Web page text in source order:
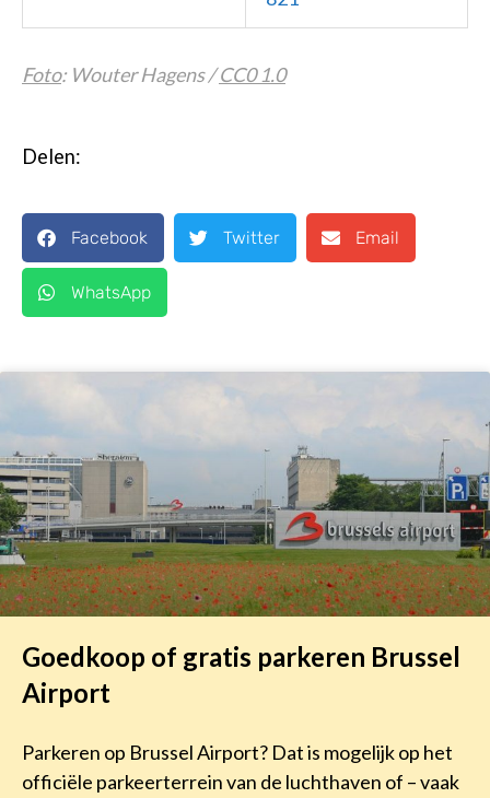
Foto: Wouter Hagens /CC0 1.0
Delen:
Facebook Twitter Email
WhatsApp
Goedkoop of gratis parkeren Brussel
Airport
Parkeren op Brussel Airport? Dat is mogelijk op het
officiële parkeerterrein van de luchthaven of – vaak